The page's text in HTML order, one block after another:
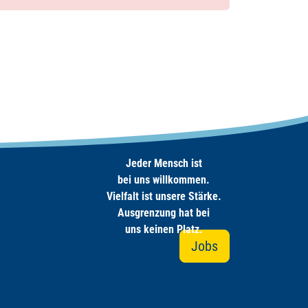
Jeder Mensch ist
bei uns willkommen.
Vielfalt ist unsere Stärke.
Ausgrenzung hat bei
uns keinen Platz.
Jobs